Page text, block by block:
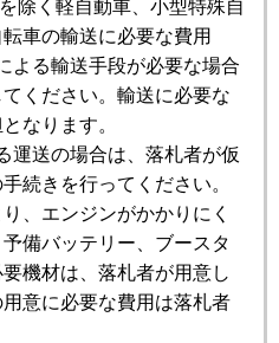
除く軽自動車、小型特殊自
車の輸送に必要な費用
る輸送手段が必要な場合
ください。輸送に必要な
なります。
送の場合は、落札者が仮
続きを行ってください。
、エンジンがかかりにく
備バッテリー、ブースタ
機材は、落札者が用意し
意に必要な費用は落札者